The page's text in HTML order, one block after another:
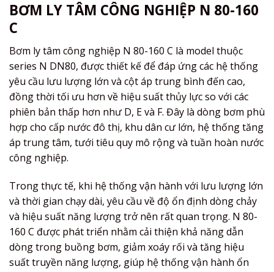
BƠM LY TÂM CÔNG NGHIỆP N 80-160
C
Bơm ly tâm công nghiệp N 80-160 C là model thuộc
series N DN80, được thiết kế để đáp ứng các hệ thống
yêu cầu lưu lượng lớn và cột áp trung bình đến cao,
đồng thời tối ưu hơn về hiệu suất thủy lực so với các
phiên bản thấp hơn như D, E và F. Đây là dòng bơm phù
hợp cho cấp nước đô thị, khu dân cư lớn, hệ thống tăng
áp trung tâm, tưới tiêu quy mô rộng và tuần hoàn nước
công nghiệp.
Trong thực tế, khi hệ thống vận hành với lưu lượng lớn
và thời gian chạy dài, yêu cầu về độ ổn định dòng chảy
và hiệu suất năng lượng trở nên rất quan trọng. N 80-
160 C được phát triển nhằm cải thiện khả năng dẫn
dòng trong buồng bơm, giảm xoáy rối và tăng hiệu
suất truyền năng lượng, giúp hệ thống vận hành ổn